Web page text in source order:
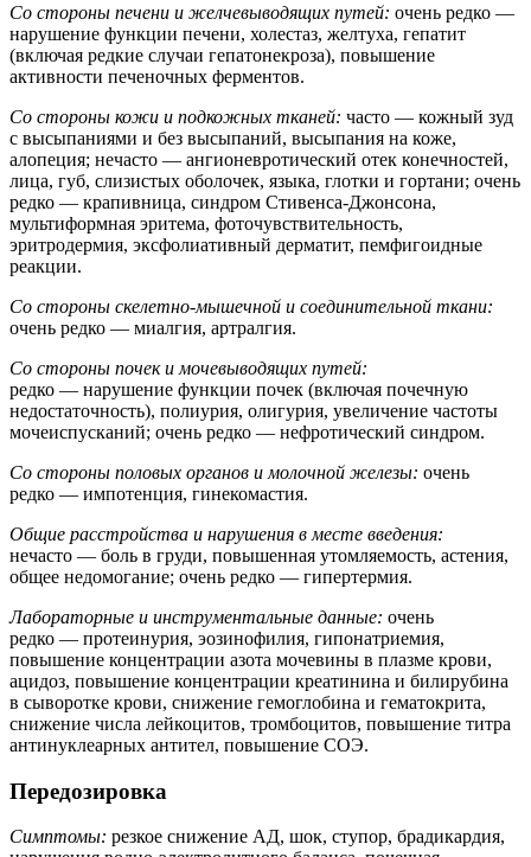
Со стороны печени и желчевыводящих путей: очень редко —
нарушение функции печени, холестаз, желтуха, гепатит
(включая редкие случаи гепатонекроза), повышение
активности печеночных ферментов.
Со стороны кожи и подкожных тканей: часто — кожный зуд
с высыпаниями и без высыпаний, высыпания на коже,
алопеция; нечасто — ангионевротический отек конечностей,
лица, губ, слизистых оболочек, языка, глотки и гортани; очень
редко — крапивница, синдром Стивенса-Джонсона,
мультиформная эритема, фоточувствительность,
эритродермия, эксфолиативный дерматит, пемфигоидные
реакции.
Со стороны скелетно-мышечной и соединительной ткани:
очень редко — миалгия, артралгия.
Со стороны почек и мочевыводящих путей:
редко — нарушение функции почек (включая почечную
недостаточность), полиурия, олигурия, увеличение частоты
мочеиспусканий; очень редко — нефротический синдром.
Со стороны половых органов и молочной железы: очень
редко — импотенция, гинекомастия.
Общие расстройства и нарушения в месте введения:
нечасто — боль в груди, повышенная утомляемость, астения,
общее недомогание; очень редко — гипертермия.
Лабораторные и инструментальные данные: очень
редко — протеинурия, эозинофилия, гипонатриемия,
повышение концентрации азота мочевины в плазме крови,
ацидоз, повышение концентрации креатинина и билирубина
в сыворотке крови, снижение гемоглобина и гематокрита,
снижение числа лейкоцитов, тромбоцитов, повышение титра
антинуклеарных антител, повышение СОЭ.
Передозировка
Симптомы: резкое снижение АД, шок, ступор, брадикардия,